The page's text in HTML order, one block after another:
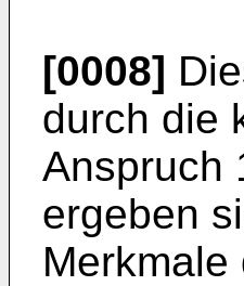
[0008]
durch die
Anspruch
ergeben
Merkmale